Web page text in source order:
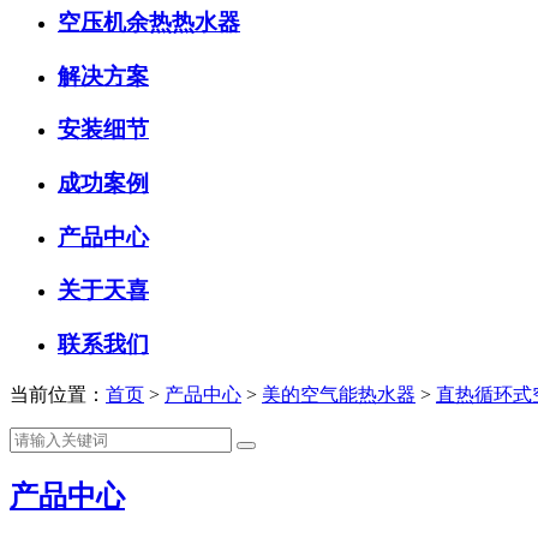
空压机余热热水器
解决方案
安装细节
成功案例
产品中心
关于天喜
联系我们
当前位置： 首页 > 产品中心 > 美的空气能热水器 > 直热循环式
产品中心